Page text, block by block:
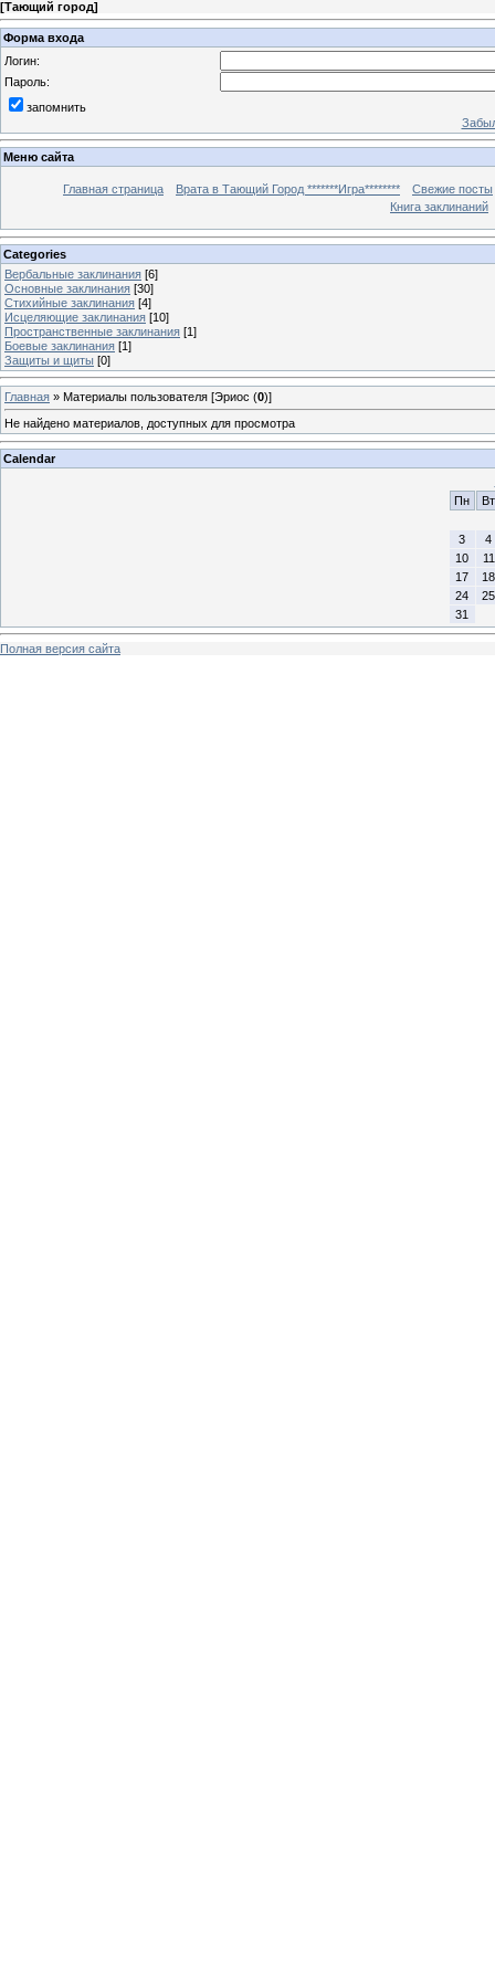
[Тающий город]
Форма входа
Логин:
Пароль:
запомнить
Меню сайта
Главная страница Врата в Тающий Город *******Игра********
Свежие посты
Книга заклинаний
Categories
Вербальные заклинания [6]
Основные заклинания [30]
Стихийные заклинания [4]
Исцеляющие заклинания [10]
Пространственные заклинания [1]
Боевые заклинания [1]
Защиты и щиты [0]
Главная » Материалы пользователя [Эриос (0)]
Не найдено материалов, доступных для просмотра
Calendar
Пн
Вт
3
4
10
11
17
18
24
25
31
Полная версия сайта